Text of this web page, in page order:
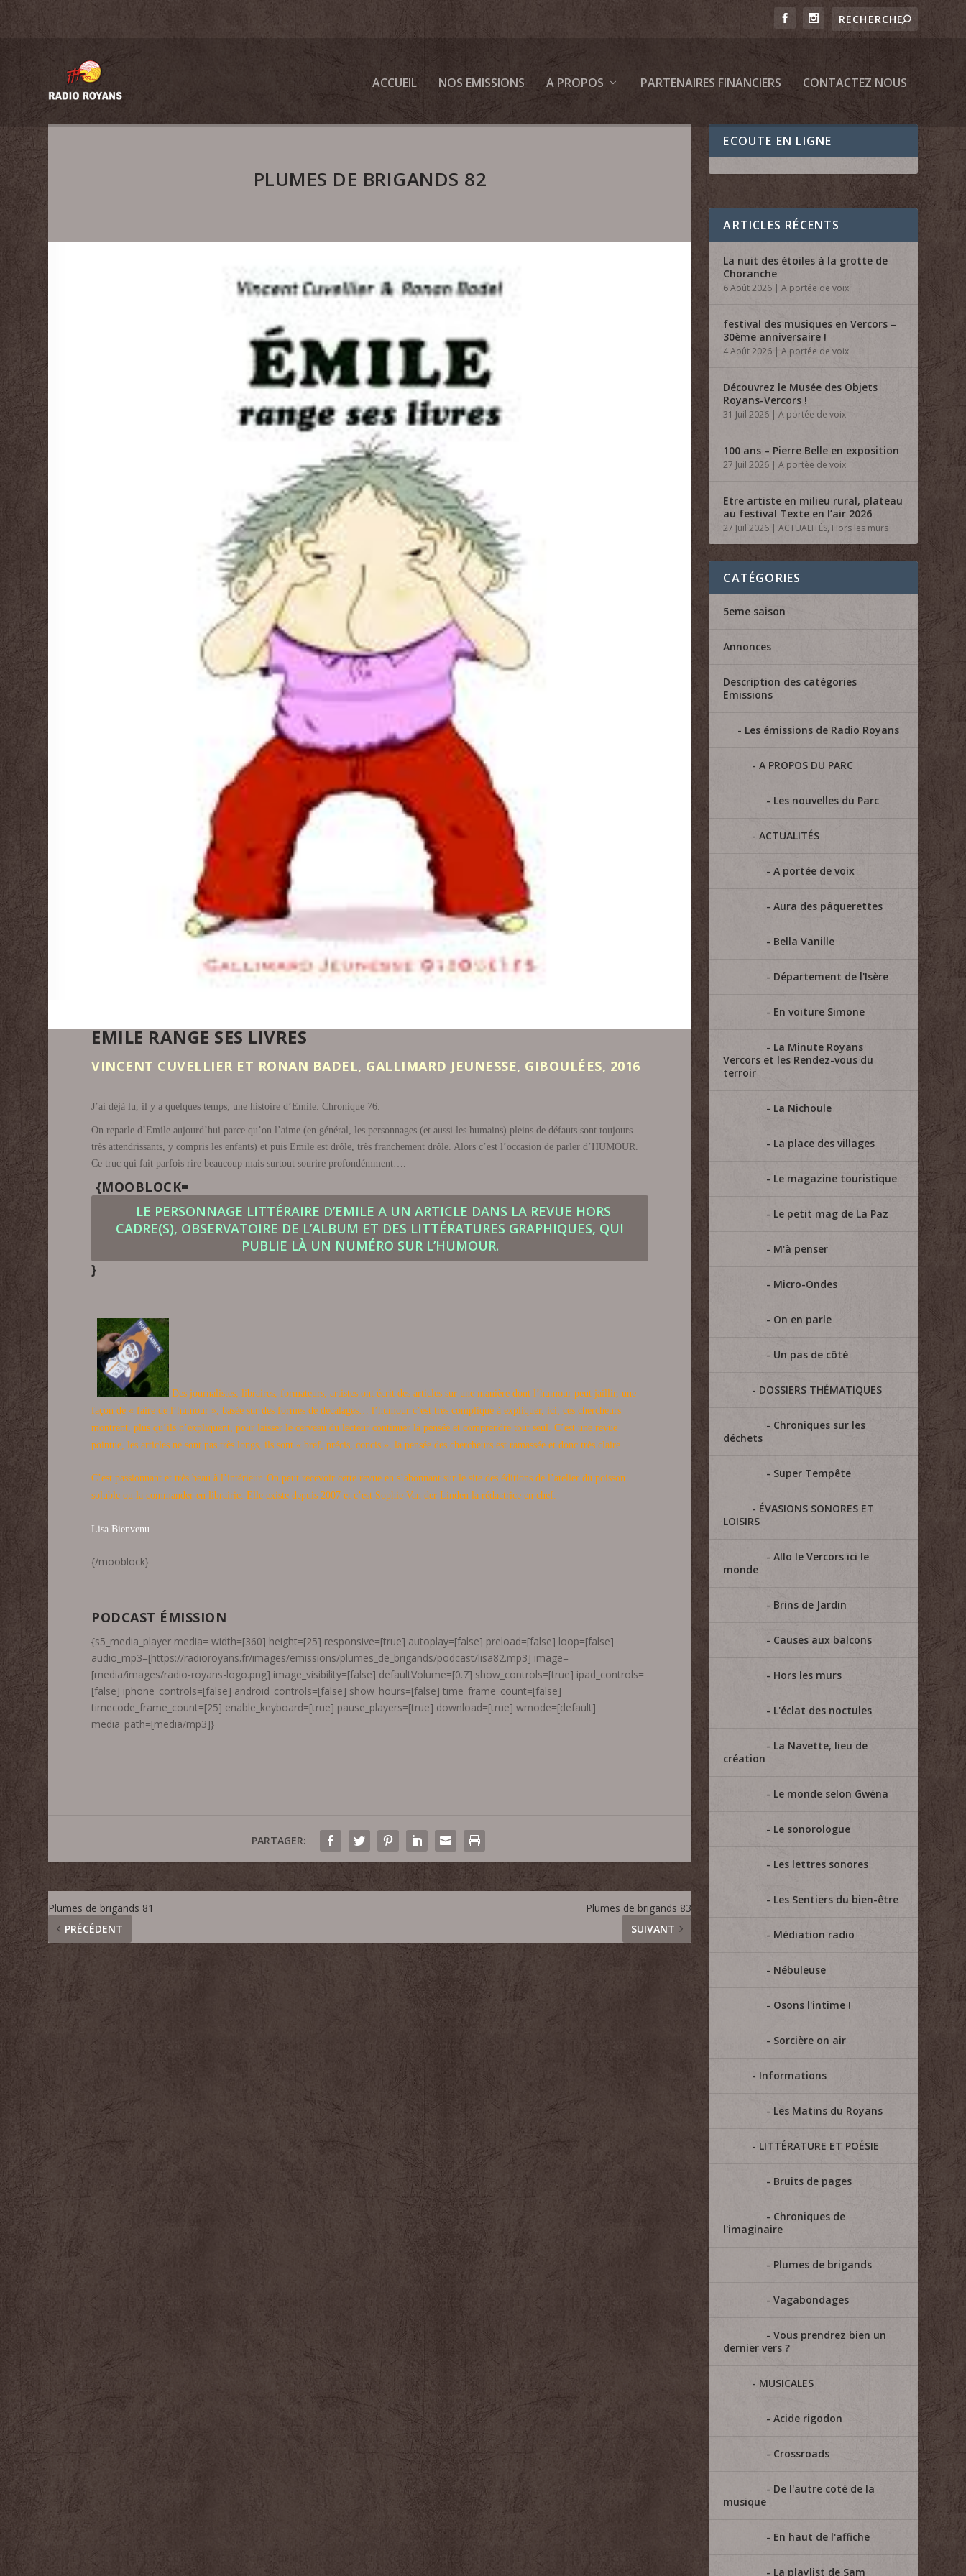
ACCUEIL NOS EMISSIONS A PROPOS PARTENAIRES FINANCIERS CONTACTEZ NOUS
PLUMES DE BRIGANDS 82
EMILE RANGE SES LIVRES
VINCENT CUVELLIER ET RONAN BADEL, GALLIMARD JEUNESSE, GIBOULÉES, 2016
J’ai déjà lu, il y a quelques temps, une histoire d’Emile. Chronique 76.
On reparle d’Emile aujourd’hui parce qu’on l’aime (en général, les personnages (et aussi les humains) pleins de défauts sont toujours
très attendrissants, y compris les enfants) et puis Emile est drôle, très franchement drôle. Alors c’est l’occasion de parler d’HUMOUR.
Ce truc qui fait parfois rire beaucoup mais surtout sourire profondémment….
{MOOBLOCK=
LE PERSONNAGE LITTÉRAIRE D’EMILE A UN ARTICLE DANS LA REVUE HORS
CADRE(S), OBSERVATOIRE DE L’ALBUM ET DES LITTÉRATURES GRAPHIQUES, QUI
PUBLIE LÀ UN NUMÉRO SUR L’HUMOUR.
}
Des journalistes, libraires, formateurs, artistes ont écrit des articles sur une manière dont l’humour peut jaillir, une
façon de « faire de l’humour », basée sur des formes de décalages… l’humour c’est très compliqué à expliquer, ici, ces chercheurs
montrent, plus qu’ils n’expliquent, pour laisser le cerveau du lecteur continuer la pensée et comprendre tout seul. C’est une revue
pointue, les articles ne sont pas très longs, ils sont « bref, précis, concis », la pensée des chercheurs est ramassée et donc très claire.
C’est passionnant et très beau à l’intérieur. On peut recevoir cette revue en s’abonnant sur le site des éditions de l’atelier du poisson
soluble ou la commander en librairie. Elle existe depuis 2007 et c’est Sophie Van der Linden la rédactrice en chef.
Lisa Bienvenu
{/mooblock}
PODCAST ÉMISSION
{s5_media_player media= width=[360] height=[25] responsive=[true] autoplay=[false] preload=[false] loop=[false]
audio_mp3=[https://radioroyans.fr/images/emissions/plumes_de_brigands/podcast/lisa82.mp3] image=
[media/images/radio-royans-logo.png] image_visibility=[false] defaultVolume=[0.7] show_controls=[true] ipad_controls=
[false] iphone_controls=[false] android_controls=[false] show_hours=[false] time_frame_count=[false]
timecode_frame_count=[25] enable_keyboard=[true] pause_players=[true] download=[true] wmode=[default]
media_path=[media/mp3]}
PARTAGER:
Plumes de brigands 81
PRÉCÉDENT
Plumes de brigands 83
SUIVANT
ECOUTE EN LIGNE
ARTICLES RÉCENTS
La nuit des étoiles à la grotte de
Choranche
6 Août 2026 |A portée de voix
festival des musiques en Vercors –
30ème anniversaire !
4 Août 2026 |A portée de voix
Découvrez le Musée des Objets
Royans-Vercors !
31 Juil 2026 |A portée de voix
100 ans – Pierre Belle en exposition
27 Juil 2026 |A portée de voix
Etre artiste en milieu rural, plateau
au festival Texte en l’air 2026
27 Juil 2026 |ACTUALITÉS, Hors les murs
CATÉGORIES
5eme saison
Annonces
Description des catégories
Emissions
Les émissions de Radio Royans
A PROPOS DU PARC
Les nouvelles du Parc
ACTUALITÉS
A portée de voix
Aura des pâquerettes
Bella Vanille
Département de l'Isère
En voiture Simone
La Minute Royans
Vercors et les Rendez-vous du
terroir
La Nichoule
La place des villages
Le magazine touristique
Le petit mag de La Paz
M'à penser
Micro-Ondes
On en parle
Un pas de côté
DOSSIERS THÉMATIQUES
Chroniques sur les
déchets
Super Tempête
ÉVASIONS SONORES ET
LOISIRS
Allo le Vercors ici le
monde
Brins de Jardin
Causes aux balcons
Hors les murs
L'éclat des noctules
La Navette, lieu de
création
Le monde selon Gwéna
Le sonorologue
Les lettres sonores
Les Sentiers du bien-être
Médiation radio
Nébuleuse
Osons l'intime !
Sorcière on air
Informations
Les Matins du Royans
LITTÉRATURE ET POÉSIE
Bruits de pages
Chroniques de
l'imaginaire
Plumes de brigands
Vagabondages
Vous prendrez bien un
dernier vers ?
MUSICALES
Acide rigodon
Crossroads
De l'autre coté de la
musique
En haut de l'affiche
La playlist de Sam